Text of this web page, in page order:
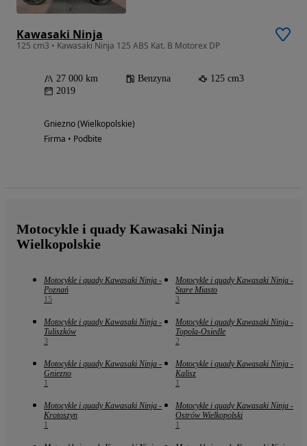
Kawasaki Ninja
125 cm3 • Kawasaki Ninja 125 ABS Kat. B Motorex DP
27 000 km Benzyna
125 cm3
2019
Gniezno (Wielkopolskie)
Firma • Podbite
Motocykle i quady Kawasaki Ninja
Wielkopolskie
Motocykle i quady Kawasaki Ninja -
Poznań
15
Motocykle i quady Kawasaki Ninja -
Stare Miasto
3
Motocykle i quady Kawasaki Ninja -
Tuliszków
3
Motocykle i quady Kawasaki Ninja -
Topola-Osiedle
2
Motocykle i quady Kawasaki Ninja -
Gniezno
1
Motocykle i quady Kawasaki Ninja -
Kalisz
1
Motocykle i quady Kawasaki Ninja -
Krotoszyn
1
Motocykle i quady Kawasaki Ninja -
Ostrów Wielkopolski
1